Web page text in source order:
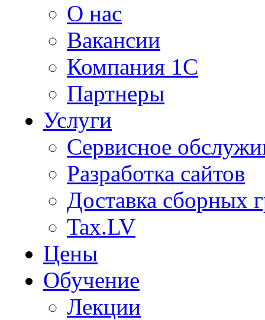
О нас
Вакансии
Компания 1С
Партнеры
Услуги
Сервисное
Разработка сайтов
Доставка сборных
Tax.LV
Цены
Обучение
Лекции